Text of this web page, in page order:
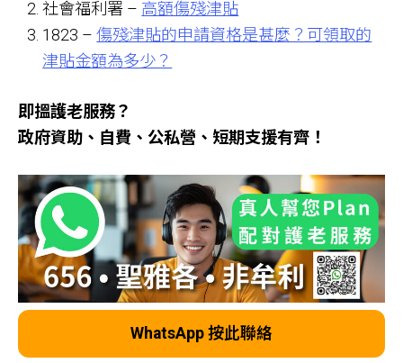
社會福利署 – 高額傷殘津貼
1823 –傷殘津貼的申請資格是甚麼？可領取的
津貼金額為多少？
即搵護老服務？
政府資助、自費、公私營、短期支援有齊！
WhatsApp 按此聯絡